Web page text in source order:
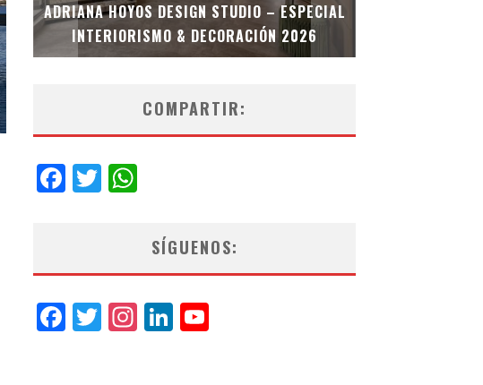
ADRIANA HOYOS DESIGN STUDIO – ESPECIAL
INTERIORISMO & DECORACIÓN 2026
COMPARTIR:
Facebook
Twitter
SÍGUENOS:
Facebook
Twitter
Instagram
LinkedIn